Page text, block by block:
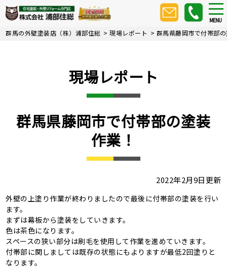
Skip
to
content
MENU
群馬の外壁塗装店（株）浦部住総 >現場レポート > 群馬県藤岡市で付帯部
現場レポート
群馬県藤岡市で付帯部の塗装
作業！
2022年2月9日更新
外壁の上塗り作業が終わりましたので最後に付帯部の塗装を行い
ます。
まずは幕板から塗装をしていきます。
色は茶色になります。
スペースの狭い部分は刷毛を使用して作業を進めていきます。
付帯部に関しましては既存の状態にもよりますが最低2回塗りと
なります。